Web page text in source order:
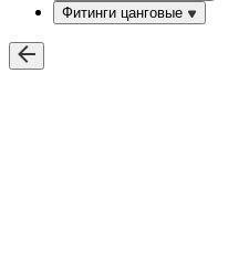
Фитинги цанговые